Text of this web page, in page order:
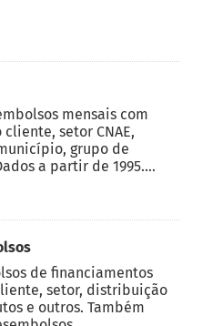
mensais com
setor CNAE,
grupo de
a partir de 1995....
de financiamentos
setor, distribuição
e outros. Também